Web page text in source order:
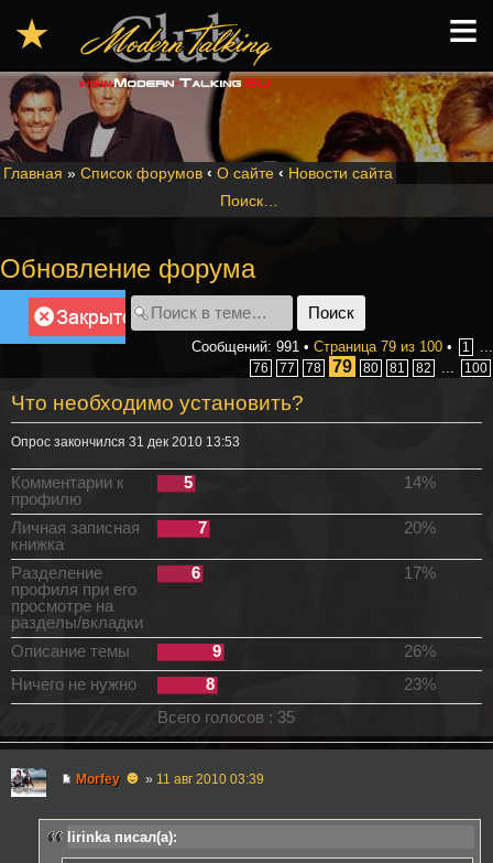
Главная » Список форумов ‹ О сайте ‹ Новости сайта
Поиск…
Обновление форума
Закрыто
Сообщений: 991 • Страница 79 из 100 • 1
76 77 78 79 80 81 82 100
Что необходимо установить?
Опрос закончился 31 дек 2010 13:53
Комментарии к
профилю
5 14%
Личная записная
книжка
7 20%
Разделение
профиля при его
просмотре на
разделы/вкладки
6 17%
Описание темы 9
26%
Ничего не нужно
8
23%
Всего голосов : 35
Morfey ☻ » 11 авг 2010 03:39
lirinka писал(а):
★ ≡